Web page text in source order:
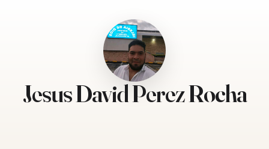
Jesus David Perez Rocha